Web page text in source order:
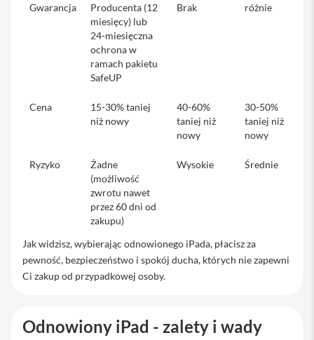
3
e
1
o
n
1
3
M
Gwarancja
Producenta (12
miesięcy) lub
24-miesięczna
ochrona w
ramach pakietu
SafeUP
Brak różnie
Cena
15-30% taniej
niż nowy
40-60%
taniej niż
nowy
30-50%
taniej niż
nowy
Ryzyko
Żadne
(możliwość
zwrotu nawet
przez 60 dni od
zakupu)
Wysokie Średnie
Jak widzisz, wybierając odnowionego iPada, płacisz za
pewność, bezpieczeństwo i spokój ducha, których nie zapewni
Ci zakup od przypadkowej osoby.
Odnowiony iPad - zalety i wady